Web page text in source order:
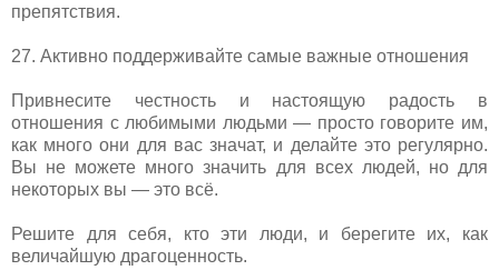
препятствия.
27. Активно поддерживайте самые важные отношения
Привнесите честность и настоящую радость в
отношения с любимыми людьми — просто говорите им,
как много они для вас значат, и делайте это регулярно.
Вы не можете много значить для всех людей, но для
некоторых вы — это всё.
Решите для себя, кто эти люди, и берегите их, как
величайшую драгоценность.